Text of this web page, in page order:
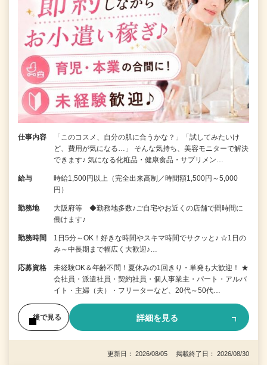
仕事内容
「このコスメ、自分の肌に合うかな？」「試してみたいけ
ど、費用が気になる…」 そんな気持ち、美容モニターで解決
できます♪ 気になる化粧品・健康食品・サプリメン…
給与
時給1,500円以上（完全出来高制／時間額1,500円～5,000
円）
勤務地
大阪府等 ◆勤務地多数♪ご自宅やお近くの店舗で間時間に
働けます♪
勤務時間
1日5分～OK！好きな時間やスキマ時間でサクッと♪ ☆1日の
み～中長期まで幅広く大歓迎♪…
応募資格
未経験OK＆年齢不問！夏休みの1回きり・単発も大歓迎！ ★
会社員・派遣社員・契約社員・個人事業主・パート・アルバ
イト・主婦（夫）・フリーターなど、20代～50代…
後で見る 詳細を見る
更新日： 2026/08/05 掲載終了日： 2026/08/30